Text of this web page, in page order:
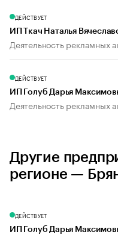
ДЕЙСТВУЕТ
ИП Ткач Наталья
Деятельность рекламных
ДЕЙСТВУЕТ
ИП Голуб Дарья
Деятельность рекламных
Другие
регионе —
ДЕЙСТВУЕТ
ИП Голуб Дарья